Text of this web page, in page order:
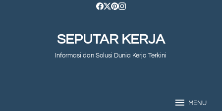
SEPUTAR KERJA
Informasi dan Solusi Dunia Kerja Terkini
MENU